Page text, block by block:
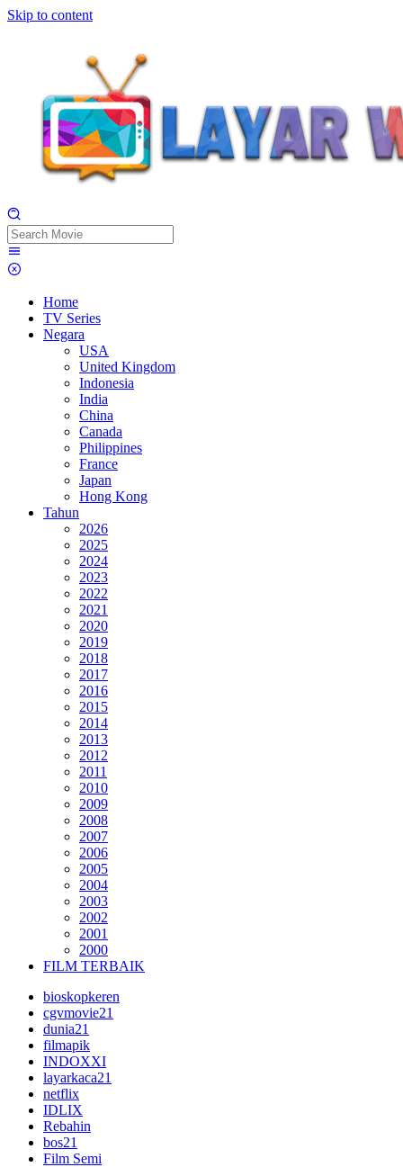
Skip to content
Home
TV Series
Negara
USA
United Kingdom
Indonesia
India
China
Canada
Philippines
France
Japan
Hong Kong
Tahun
2026
2025
2024
2023
2022
2021
2020
2019
2018
2017
2016
2015
2014
2013
2012
2011
2010
2009
2008
2007
2006
2005
2004
2003
2002
2001
2000
FILM TERBAIK
bioskopkeren
cgvmovie21
dunia21
filmapik
INDOXXI
layarkaca21
netflix
IDLIX
Rebahin
bos21
Film Semi